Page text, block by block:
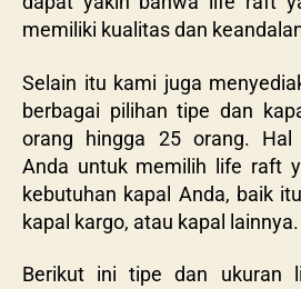
memiliki kualitas dan
Selain itu kami juga
berbagai pilihan tipe dan
orang hingga 25 orang. Hal
Anda untuk memilih life raft
kebutuhan kapal Anda, baik
kapal kargo, atau kapal lainnya.
Berikut ini tipe dan ukuran